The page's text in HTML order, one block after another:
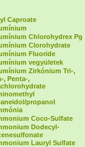
Caproate
Chlorohydrex Pg
Clorohydrate
Fluoride
vegyületek
Zirkónium Tri-,
, Penta-,
propanol
Coco-Sulfate
Dodecyl-
Lauryl Sulfate